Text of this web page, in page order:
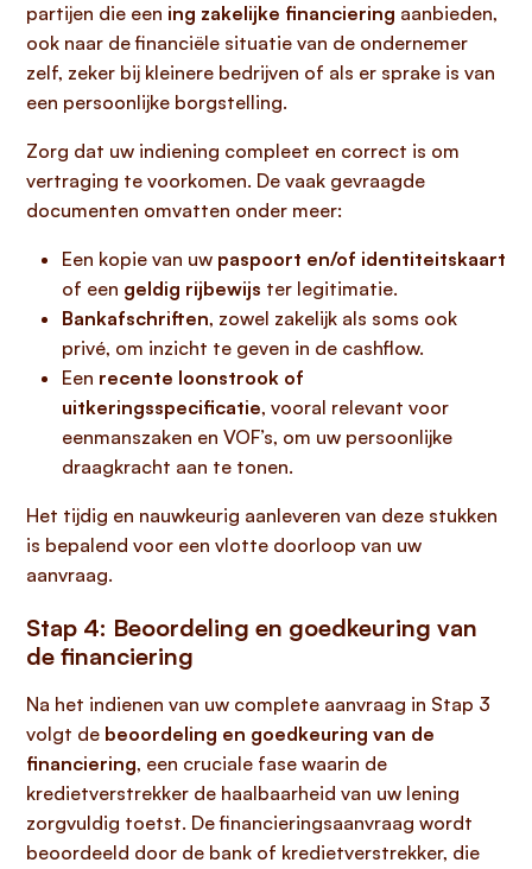
partijen die een ing zakelijke financiering aanbieden,
ook naar de financiële situatie van de ondernemer
zelf, zeker bij kleinere bedrijven of als er sprake is van
een persoonlijke borgstelling.
Zorg dat uw indiening compleet en correct is om
vertraging te voorkomen. De vaak gevraagde
documenten omvatten onder meer:
Een kopie van uw paspoort en/of identiteitskaart
of een geldig rijbewijs ter legitimatie.
Bankafschriften, zowel zakelijk als soms ook
privé, om inzicht te geven in de cashflow.
Een recente loonstrook of
uitkeringsspecificatie, vooral relevant voor
eenmanszaken en VOF’s, om uw persoonlijke
draagkracht aan te tonen.
Het tijdig en nauwkeurig aanleveren van deze stukken
is bepalend voor een vlotte doorloop van uw
aanvraag.
Stap 4: Beoordeling en goedkeuring van
de financiering
Na het indienen van uw complete aanvraag in Stap 3
volgt de beoordeling en goedkeuring van de
financiering, een cruciale fase waarin de
kredietverstrekker de haalbaarheid van uw lening
zorgvuldig toetst. De financieringsaanvraag wordt
beoordeeld door de bank of kredietverstrekker, die